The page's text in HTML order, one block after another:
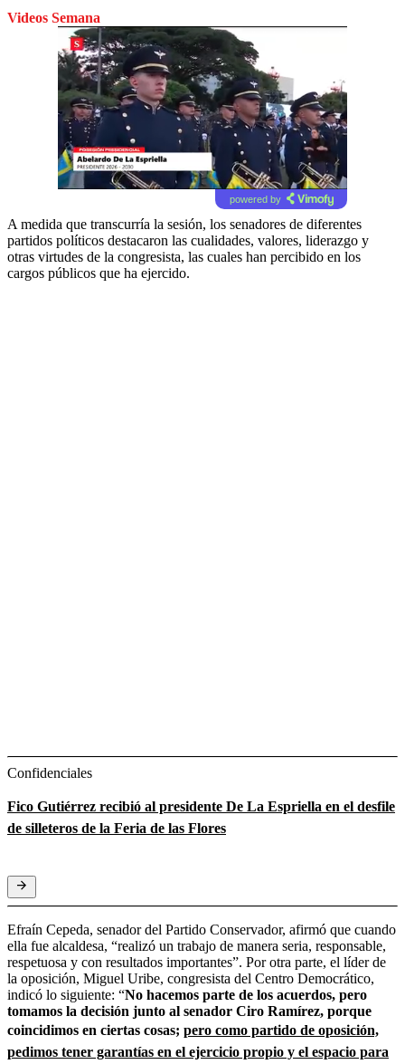
Videos Semana
powered by
A medida que transcurría la sesión, los senadores de diferentes
partidos políticos destacaron las cualidades, valores, liderazgo y
otras virtudes de la congresista, las cuales han percibido en los
cargos públicos que ha ejercido.
Confidenciales
Fico Gutiérrez recibió al presidente De La Espriella en el desfile
de silleteros de la Feria de las Flores
Efraín Cepeda, senador del Partido Conservador, afirmó que cuando
ella fue alcaldesa, “realizó un trabajo de manera seria, responsable,
respetuosa y con resultados importantes”. Por otra parte, el líder de
la oposición, Miguel Uribe, congresista del Centro Democrático,
indicó lo siguiente: “No hacemos parte de los acuerdos, pero
tomamos la decisión junto al senador Ciro Ramírez, porque
coincidimos en ciertas cosas; pero como partido de oposición,
pedimos tener garantías en el ejercicio propio y el espacio para